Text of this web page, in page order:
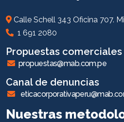
Calle Schell 343 Oficina 707.
1 691 2080
Propuestas comerciales
propuestas@mab.com.pe
Canal de denuncias
Nuestras